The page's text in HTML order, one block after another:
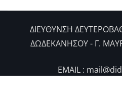
ΔIΕΥΘΥΝΣΗ
ΔΩΔΕΚΑΝΗΣΟΥ - Γ.
EMAIL :